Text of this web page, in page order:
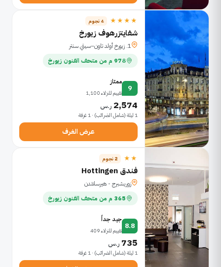
★★★★ 4 نجوم
شفايتزرهوف زيورخ
1. زيورخ أولد تاون–سيتي سنتر
978 م من متحف الفنون زيورخ
9
ممتاز
تقييم للنزلاء 1,100
2,574 ر.س
1 ليلة (شامل الضرائب) · 1 غرفة
عرض الغرف
★★ 2 نجوم
فندق Hottingen
زوريشبرج - هيرسلاندن
365 م من متحف الفنون زيورخ
8.8
جيد جداً
تقييم للنزلاء 409
735 ر.س
1 ليلة (شامل الضرائب) · 1 غرفة